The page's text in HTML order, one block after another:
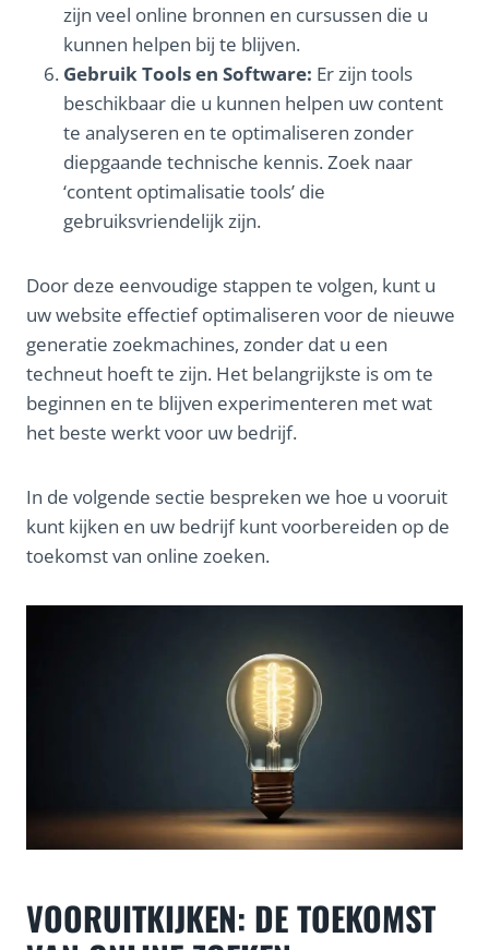
zijn veel online bronnen en cursussen die u
kunnen helpen bij te blijven.
Gebruik Tools en Software: Er zijn tools
beschikbaar die u kunnen helpen uw content
te analyseren en te optimaliseren zonder
diepgaande technische kennis. Zoek naar
‘content optimalisatie tools’ die
gebruiksvriendelijk zijn.
Door deze eenvoudige stappen te volgen, kunt u
uw website effectief optimaliseren voor de nieuwe
generatie zoekmachines, zonder dat u een
techneut hoeft te zijn. Het belangrijkste is om te
beginnen en te blijven experimenteren met wat
het beste werkt voor uw bedrijf.
In de volgende sectie bespreken we hoe u vooruit
kunt kijken en uw bedrijf kunt voorbereiden op de
toekomst van online zoeken.
VOORUITKIJKEN: DE TOEKOMST